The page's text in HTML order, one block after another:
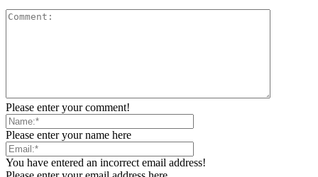
Please enter your comment!
Please enter your name here
You have entered an incorrect email address!